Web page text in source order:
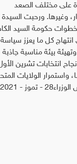
على مختلف الصعد
وغيرها. ورحبت السيدة
خطوات حكومة السيد
انتهاج كل ما يعزز سياسة
بيئة مناسبة جاذبة
انتخابات تشرين
الولايات
- 2021